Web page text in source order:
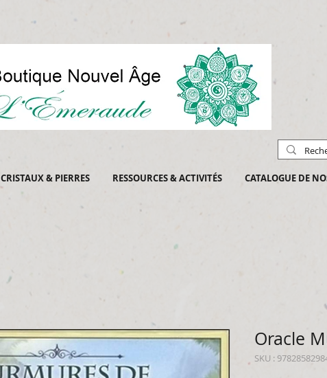
CRISTAUX & PIERRES RESSOURCES & ACTIVITÉS CATALOGUE DE
Oracle
SKU :